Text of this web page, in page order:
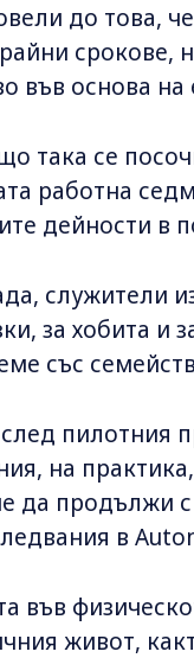
до това,
срокове,
във основа на
така се
работна
дейности в
служители
за хобита и
със
пилотния
на
да продължи
в
във
живот,